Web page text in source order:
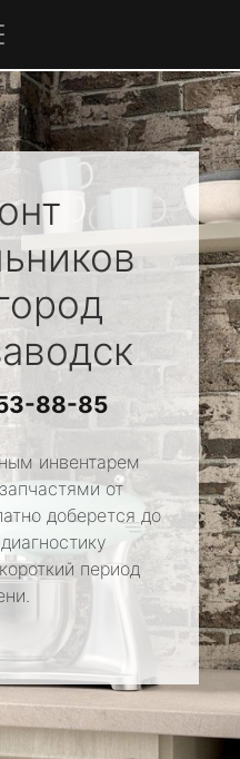
88-85
инвентарем
от
доберется до
период